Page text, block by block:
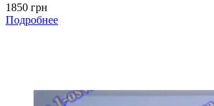
1850 грн
Подробнее